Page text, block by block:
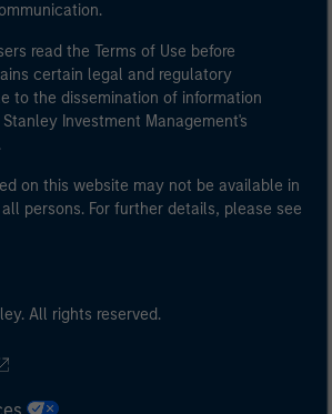
ou régional, y compris les
qui gèrent de la dette publique au
les banques centrales, les
et supranationales comme
le FMI, la BCE, la BEI et d'autres
similaires agissant pour
notion d’Investisseur professionnel
read the Terms of Use before
certain legal and regulatory
to the dissemination of information
Investment Management's
on this website may not be available in
persons. For further details, please see
All rights reserved.